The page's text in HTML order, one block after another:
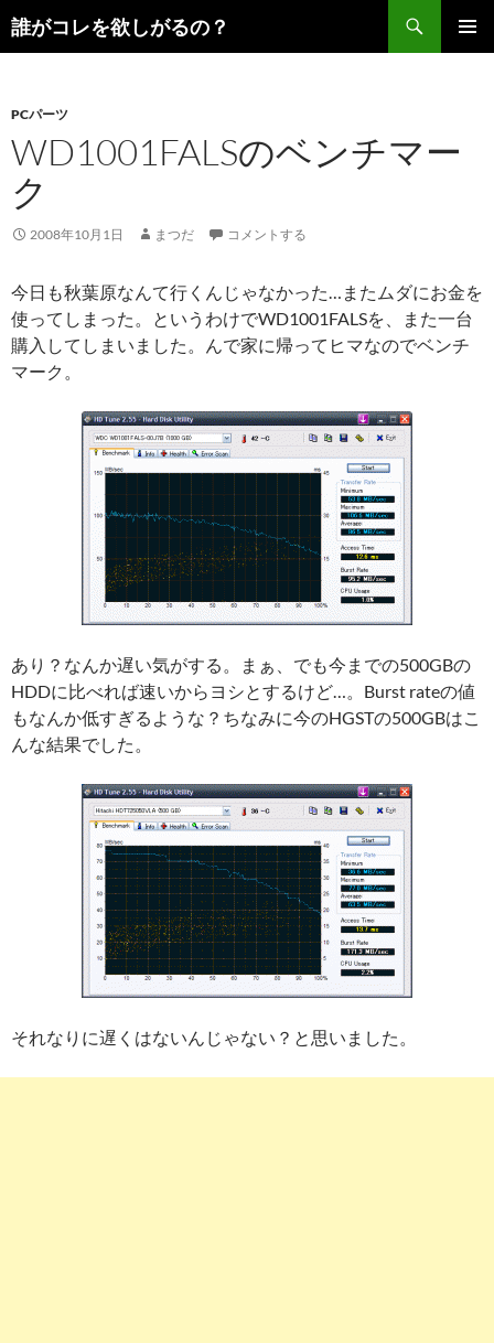
コ
ン
ツ
へ
キ
誰がコレを欲しがるの？
検
索
PCパーツ
WD1001FALSのベンチマー
ク
2008年10月1日 まつだ コメントする
今日も秋葉原なんて行くんじゃなかった…またムダにお金を
使ってしまった。というわけでWD1001FALSを、また一台
購入してしまいました。んで家に帰ってヒマなのでベンチ
マーク。
あり？なんか遅い気がする。まぁ、でも今までの500GBの
HDDに比べれば速いからヨシとするけど…。Burst rateの値
もなんか低すぎるような？ちなみに今のHGSTの500GBはこ
んな結果でした。
それなりに遅くはないんじゃない？と思いました。